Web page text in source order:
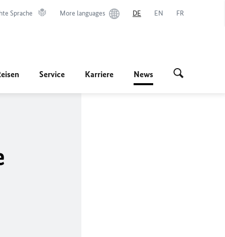
Sprache More languages DE EN FR
Service Karriere News